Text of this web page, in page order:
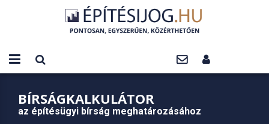
BÍRSÁGKALKULÁTOR
az építésügyi bírság meghatározásához